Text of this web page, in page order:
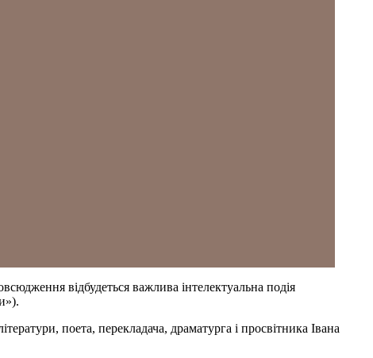
відбудеться важлива інтелектуальна подія
поета, перекладача, драматурга і просвітника Івана